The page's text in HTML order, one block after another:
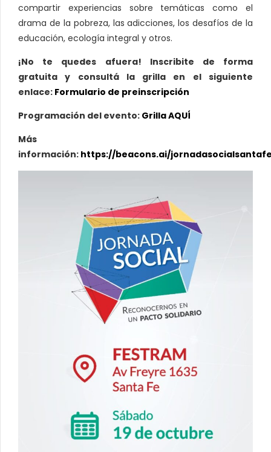
compartir experiencias sobre temáticas como el
drama de la pobreza, las adicciones, los desafíos de la
educación, ecología integral y otros.
¡No te quedes afuera! Inscribite de forma
gratuita y consultá la grilla en el siguiente
enlace: Formulario de preinscripción
Programación del evento: Grilla AQUÍ
Más
información: https://beacons.ai/